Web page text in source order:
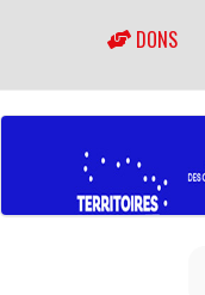
DONS